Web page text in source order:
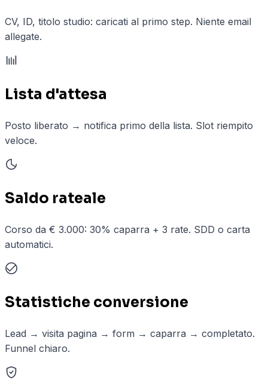
CV, ID, titolo studio: caricati al primo step. Niente email
allegate.
Lista d'attesa
Posto liberato → notifica primo della lista. Slot riempito
veloce.
Saldo rateale
Corso da € 3.000: 30% caparra + 3 rate. SDD o carta
automatici.
Statistiche conversione
Lead → visita pagina → form → caparra → completato.
Funnel chiaro.